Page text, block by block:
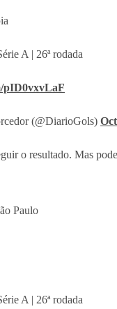
A | 26ª rodada
pID0vxvLaF
(@DiarioGols)
o resultado. Mas
Paulo
A | 26ª rodada